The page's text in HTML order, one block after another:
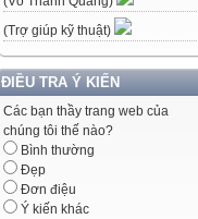
(Trợ giúp kỹ thuật)
ĐIỀU TRA Ý KIẾN
Các bạn thầy trang web của
chúng tôi thế nào?
Bình thường
Đẹp
Đơn điệu
Ý kiến khác